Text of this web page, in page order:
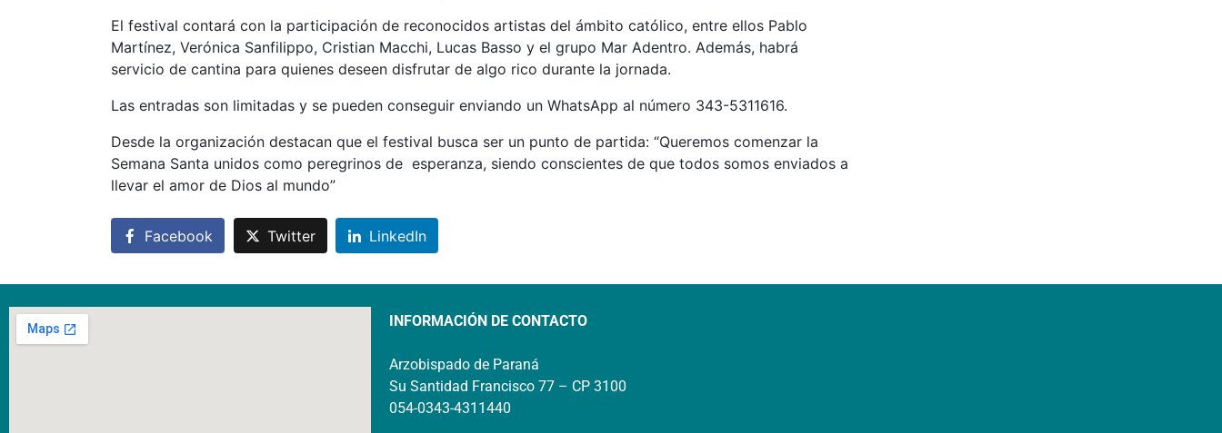
El festival contará con la participación de reconocidos artistas del ámbito católico, entre ellos Pablo
Martínez, Verónica Sanfilippo, Cristian Macchi, Lucas Basso y el grupo Mar Adentro. Además, habrá
servicio de cantina para quienes deseen disfrutar de algo rico durante la jornada.
Las entradas son limitadas y se pueden conseguir enviando un WhatsApp al número 343-5311616.
Desde la organización destacan que el festival busca ser un punto de partida: “Queremos comenzar la
Semana Santa unidos como peregrinos de esperanza, siendo conscientes de que todos somos enviados a
llevar el amor de Dios al mundo”
Facebook Twitter LinkedIn
INFORMACIÓN DE CONTACTO
Arzobispado de Paraná
Su Santidad Francisco 77 – CP 3100
054-0343-4311440